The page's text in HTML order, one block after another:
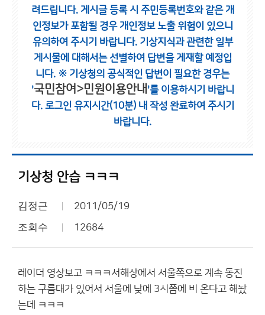
려드립니다. 게시글 등록 시 주민등록번호와 같은 개
인정보가 포함될 경우 개인정보 노출 위험이 있으니
유의하여 주시기 바랍니다. 기상지식과 관련한 일부
게시물에 대해서는 선별하여 답변을 게재할 예정입
니다. ※ 기상청의 공식적인 답변이 필요한 경우는
'국민참여>민원이용안내 '를 이용하시기 바랍니
다. 로그인 유지시간(10분) 내 작성 완료하여 주시기
바랍니다.
기상청 안습 ㅋㅋㅋ
김정근 2011/05/19
조회수 12684
레이더 영상보고 ㅋㅋㅋ서해상에서 서울쪽으로 계속 동진
하는 구름대가 있어서 서울에 낮에 3시쯤에 비 온다고 해놨
는데 ㅋㅋㅋ